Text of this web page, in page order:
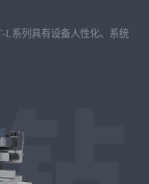
L系列具有设备人性化、系统